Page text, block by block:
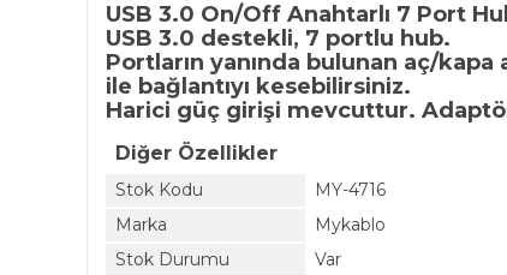
USB 3.0 On/Off Anahtarlı 7 Port
USB 3.0 destekli, 7 portlu hub.
Portların yanında bulunan aç/
ile bağlantıyı kesebilirsiniz.
Harici güç girişi mevcuttur.
Diğer Özellikler
Stok Kodu
MY-4716
Marka
Mykablo
Stok Durumu
Var